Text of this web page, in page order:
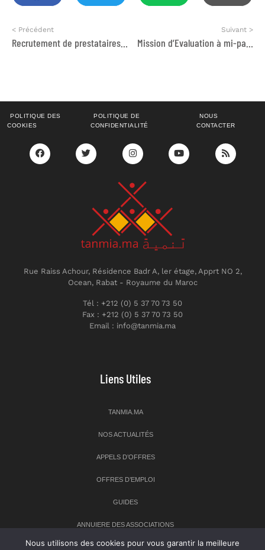
< Précédent Suivant >
POLITIQUE DES
COOKIES
POLITIQUE DE
CONFIDENTIALITÉ
NOUS
CONTACTER
Rue Raiss Achour, Résidence Badr A, ler étage, Apprt NO 2,
Ocean, Rabat - Royaume du Maroc
Tél : +212 (0) 5 37 70 73 50
Fax : +212 (0) 5 37 70 73 50
Email : info@tanmia.ma
Liens Utiles
TANMIA.MA
NOS ACTUALITÉS
APPELS D’OFFRES
OFFRES D’EMPLOI
GUIDES
ANNUIERE DES ASSOCIATIONS
Nous utilisons des cookies pour vous garantir la meilleure